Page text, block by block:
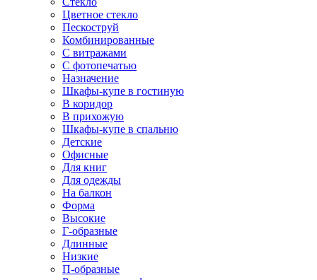
Цветное стекло
Пескоструй
Комбинированные
С витражами
С фотопечатью
Назначение
Шкафы-купе в гостиную
В коридор
В прихожую
Шкафы-купе в спальню
Детские
Офисные
Для книг
Для одежды
На балкон
Форма
Высокие
Г-образные
Длинные
Низкие
П-образные